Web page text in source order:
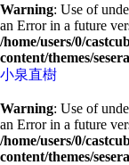
Warning: Use of
an Error in a future
/home/users/0/
content/themes/
小泉直樹
Warning: Use of
an Error in a future
/home/users/0/
content/themes/